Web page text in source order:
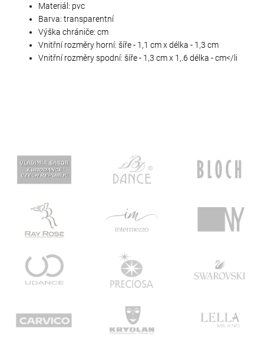
Materiál: pvc
Barva: transparentní
Výška chrániče: cm
Vnitřní rozměry horní: šíře - 1,1 cm x délka - 1,3 cm
Vnitřní rozměry spodní: šíře - 1,3 cm x 1,.6 délka - cm</li